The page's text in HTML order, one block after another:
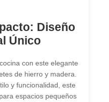
Diseño
Único
con este elegante
de hierro y madera.
y funcionalidad, este
espacios pequeños